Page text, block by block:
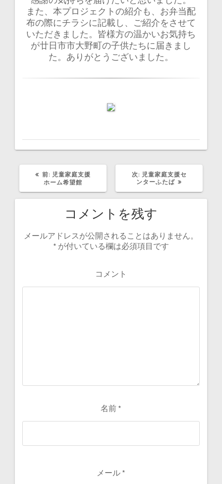
また、本プロジェクトの紹介も、お弁当配
布の際にチラシに記載し、ご紹介をさせて
いただきました。皆様方の温かいお気持ち
が廿日市市大野町の子供たちに届きまし
た。ありがとうございました。
前: 過
去
児童家庭支援
ホーム希望館
次: 次
の
児童家庭支援セ
ンターふたば
コメントを残す
メールアドレスが公開されることはありません。
* が付いている欄は必須項目です
コメント
名前 *
メール *